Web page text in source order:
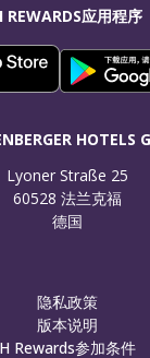
REWARDS应用程序
HOTELS
Lyoner Straße 25
60528 法兰克福
德国
隐私政策
版本说明
H Rewards参加条件